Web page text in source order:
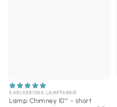
KARLSKRONA LAMPFABRIK
Lamp Chimney 10''' - short